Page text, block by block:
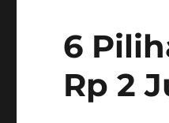
6
Rp 2